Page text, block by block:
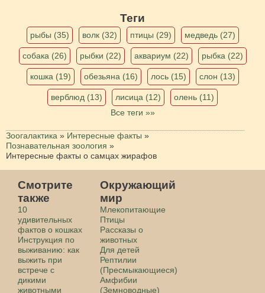
Теги
рыбы (35) волк (32) птицы (29) медведь (27)
собака (26) рыбки (22) аквариум (22) рыбка (22)
кошка (19) обезьяна (16) лось (15) слон (13)
верблюд (13) лисица (12)
олень (11)
Все теги »»
Зоогалактика » Интересные факты »
Познавательная зоология »
Интересные факты о самцах жирафов
Смотрите
также
10
удивительных
фактов о кошках
Инструкция по
выживанию: как
выжить при
встрече с
дикими
животными
Окружающий
мир
Млекопитающие
Птицы
Рассказы о
животных
Для детей
Рептилии
(Пресмыкающиеся)
Амфибии
(Земноводные)